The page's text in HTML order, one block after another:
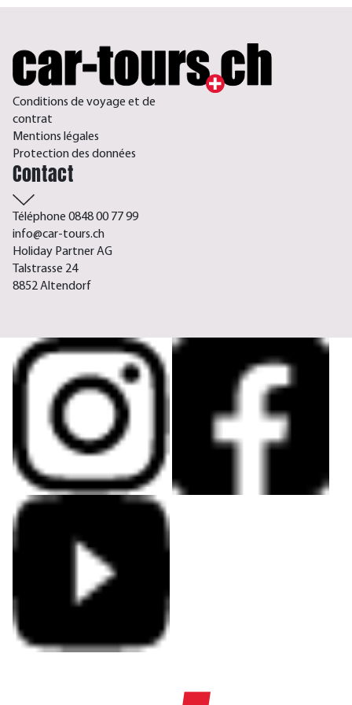
Conditions de voyage et de
contrat
Mentions légales
Protection des données
Contact
Téléphone 0848 00 77 99
info@car-tours.ch
Holiday Partner AG
Talstrasse 24
8852 Altendorf